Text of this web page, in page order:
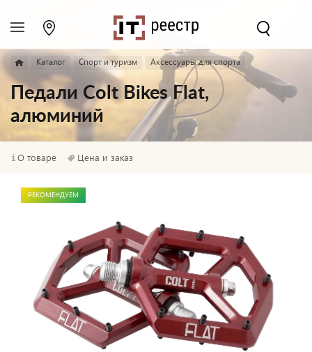
Каталог Спорт и туризм Аксессуары для спорта
Педали Colt Bikes Flat,
алюминий
О товаре Цена и заказ
РЕКОМЕНДУЕМ